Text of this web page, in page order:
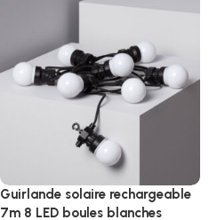
Guirlande solaire rechargeable
7m 8 LED boules blanches